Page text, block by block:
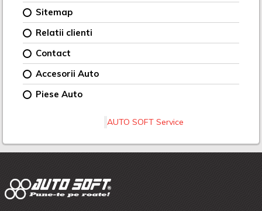
Sitemap
Relatii clienti
Contact
Accesorii Auto
Piese Auto
AUTO SOFT Service